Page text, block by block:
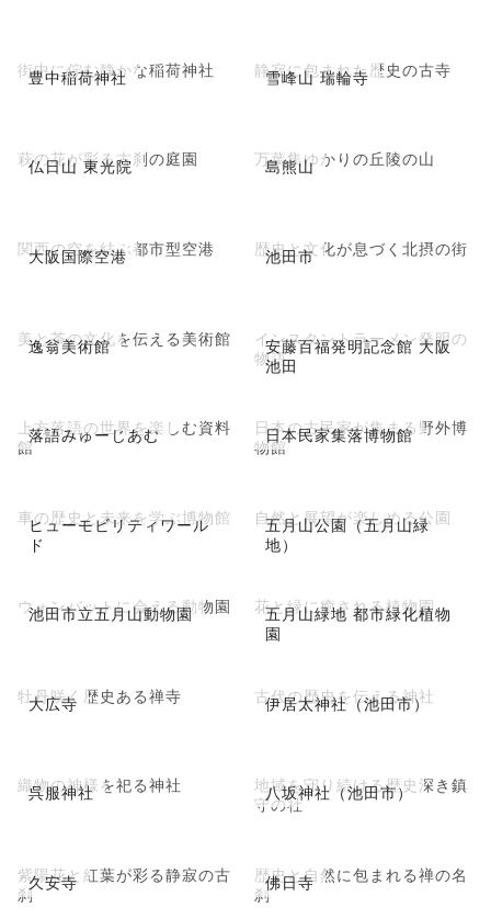
豊中稲荷神社
街中に佇む静かな稲荷神社 雪峰山 瑞輪寺
静寂に包まれた歴史の古寺
仏日山 東光院
萩の花が彩る古刹の庭園 島熊山
万葉集ゆかりの丘陵の山
大阪国際空港
関西の空を結ぶ都市型空港 池田市
歴史と文化が息づく北摂の街
逸翁美術館
美と茶の文化を伝える美術館
安藤百福発明記念館 大阪
池田
インスタントラーメン発明の
物語
落語みゅーじあむ
上方落語の世界を楽しむ資料
館
日本民家集落博物館
日本の古民家が集まる野外博
物館
ヒューモビリティワール
ド
車の歴史と未来を学ぶ博物館
五月山公園（五月山緑
地）
自然と展望が楽しめる公園
池田市立五月山動物園
ウォンバットに会える動物園
五月山緑地 都市緑化植物
園
花と緑に癒される植物園
大広寺
牡丹咲く歴史ある禅寺 伊居太神社（池田市）
古代の歴史を伝える神社
呉服神社
織物の神様を祀る神社 八坂神社（池田市）
地域を守り続ける歴史深き鎮
守の社
久安寺
紫陽花と紅葉が彩る静寂の古
刹
佛日寺
歴史と自然に包まれる禅の名
刹